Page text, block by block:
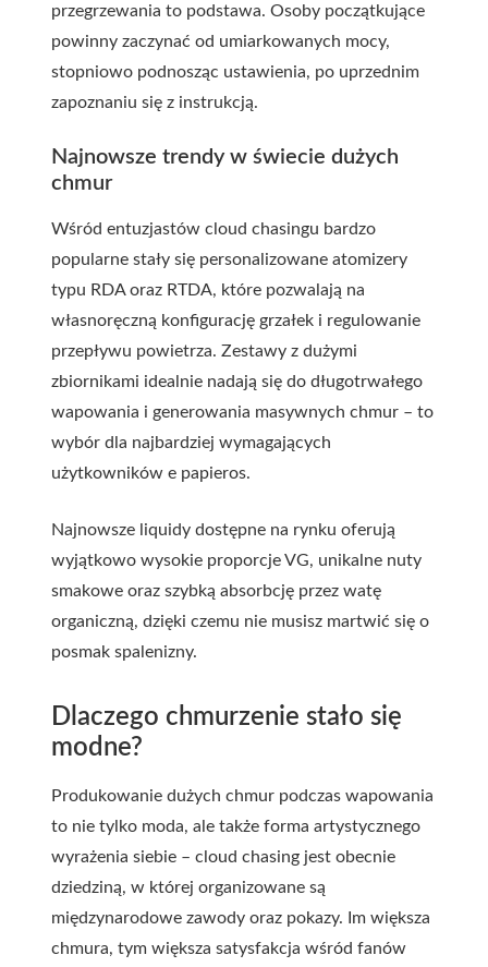
przegrzewania to podstawa. Osoby początkujące
powinny zaczynać od umiarkowanych mocy,
stopniowo podnosząc ustawienia, po uprzednim
zapoznaniu się z instrukcją.
Najnowsze trendy w świecie dużych
chmur
Wśród entuzjastów cloud chasingu bardzo
popularne stały się personalizowane atomizery
typu RDA oraz RTDA, które pozwalają na
własnoręczną konfigurację grzałek i regulowanie
przepływu powietrza. Zestawy z dużymi
zbiornikami idealnie nadają się do długotrwałego
wapowania i generowania masywnych chmur – to
wybór dla najbardziej wymagających
użytkowników e papieros.
Najnowsze liquidy dostępne na rynku oferują
wyjątkowo wysokie proporcje VG, unikalne nuty
smakowe oraz szybką absorbcję przez watę
organiczną, dzięki czemu nie musisz martwić się o
posmak spalenizny.
Dlaczego chmurzenie stało się
modne?
Produkowanie dużych chmur podczas wapowania
to nie tylko moda, ale także forma artystycznego
wyrażenia siebie – cloud chasing jest obecnie
dziedziną, w której organizowane są
międzynarodowe zawody oraz pokazy. Im większa
chmura, tym większa satysfakcja wśród fanów